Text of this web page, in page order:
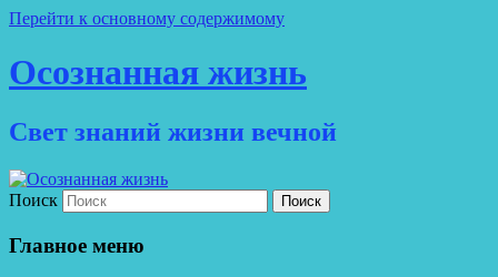
Перейти к основному содержимому
Осознанная жизнь
Свет знаний жизни вечной
Поиск
Главное меню